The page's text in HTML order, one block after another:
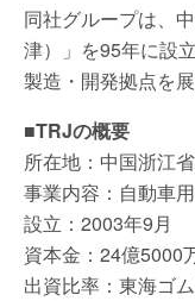
同社グループは、
津）」を95年に設
製造・開発拠点を展
■TRJの概要
所在地：中国浙江
事業内容：自動車
設立：2003年9月
資本金：24億5000
出資比率：東海ゴ